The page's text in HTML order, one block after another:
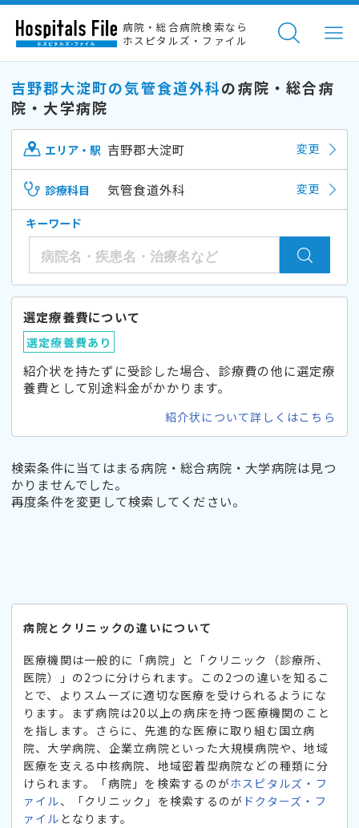
病院・総合病院検索なら
ホスピタルズ・ファイル
吉野郡大淀町の気管食道外科の病院・総合病
院・大学病院
エリア・駅 吉野郡大淀町 変更
診療科目 気管食道外科 変更
キーワード
選定療養費について
選定療養費あり
紹介状を持たずに受診した場合、診療費の他に選定療
養費として別途料金がかかります。
紹介状について詳しくはこちら
検索条件に当てはまる病院・総合病院・大学病院は見つ
かりませんでした。
再度条件を変更して検索してください。
病院とクリニックの違いについて
医療機関は一般的に「病院」と「クリニック（診療所、
医院）」の2つに分けられます。この2つの違いを知るこ
とで、よりスムーズに適切な医療を受けられるようにな
ります。まず病院は20以上の病床を持つ医療機関のこと
を指します。さらに、先進的な医療に取り組む国立病
院、大学病院、企業立病院といった大規模病院や、地域
医療を支える中核病院、地域密着型病院などの種類に分
けられます。「病院」を検索するのがホスピタルズ・フ
ァイル、「クリニック」を検索するのが ドクターズ・フ
ァイル となります。